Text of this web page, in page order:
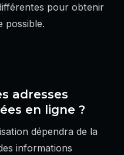
pour obtenir
possible.
adresses
en ligne ?
dépendra de la
informations